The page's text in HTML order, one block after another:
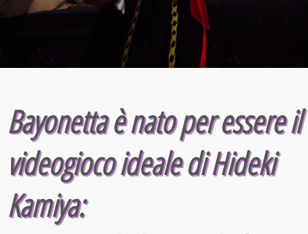
Bayonetta è nato per essere il
videogioco ideale di Hideki
Kamiya: